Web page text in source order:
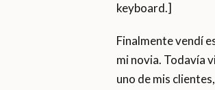
keyboard.]
Finalmente vendí
mi novia. Todavía
uno de mis